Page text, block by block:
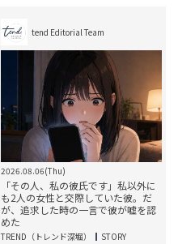
tend Editorial Team
2026.08.06(Thu)
「その人、私の彼氏です」私以外に
も2人の女性と交際していた彼。だ
が、追求した時の一言で彼が嘘を認
めた
TREND（トレンド深堀） STORY